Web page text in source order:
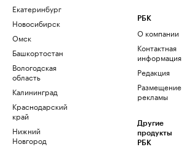
Екатеринбург
Новосибирск
Омск
Башкортостан
Вологодская
область
Калининград
Краснодарский
край
Нижний
Новгород
РБК
О компании
Контактная
информация
Редакция
Размещение
рекламы
Другие
продукты
РБК